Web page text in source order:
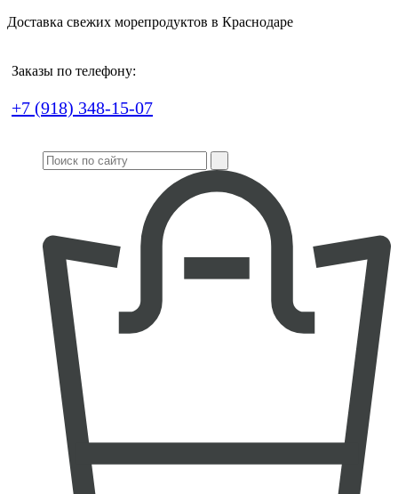
Доставка свежих морепродуктов в Краснодаре
Заказы по телефону:
+7 (918) 348-15-07